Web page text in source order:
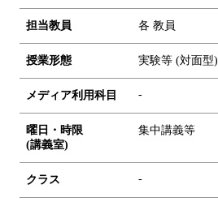
担当教員 各 教員
授業形態 実験等 (対面型)
メディア利用科目 -
曜日・時限
(講義室)
集中講義等
クラス -